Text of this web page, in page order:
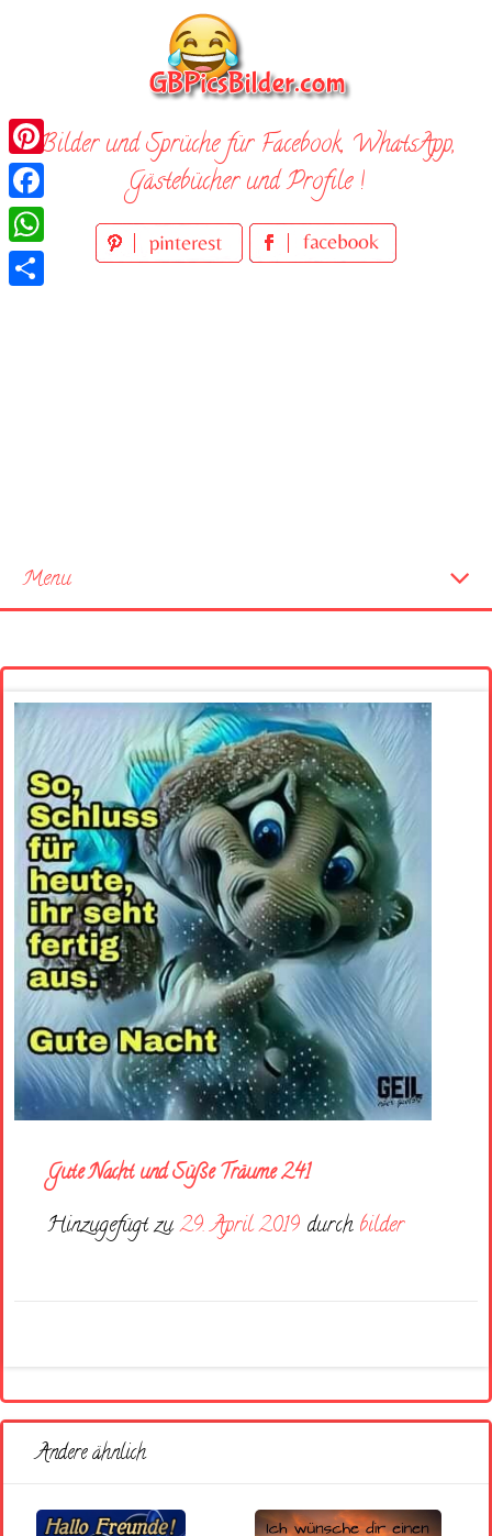
Bilder und Sprüche für Facebook, WhatsApp,
Gästebücher und Profile !
Menu
Gute Nacht und Süße Träume 241
Hinzugefügt zu29. April 2019 durch bilder
Andere ähnlich
Pinterest
Facebook
WhatsApp